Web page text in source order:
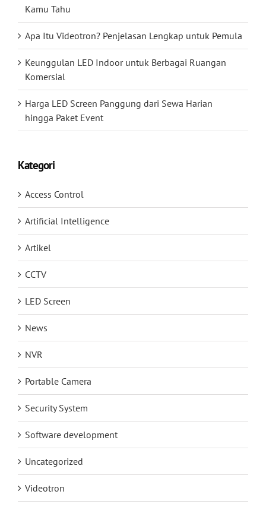
Kamu Tahu
Apa Itu Videotron? Penjelasan Lengkap untuk Pemula
Keunggulan LED Indoor untuk Berbagai Ruangan
Komersial
Harga LED Screen Panggung dari Sewa Harian
hingga Paket Event
Kategori
Access Control
Artificial Intelligence
Artikel
CCTV
LED Screen
News
NVR
Portable Camera
Security System
Software development
Uncategorized
Videotron